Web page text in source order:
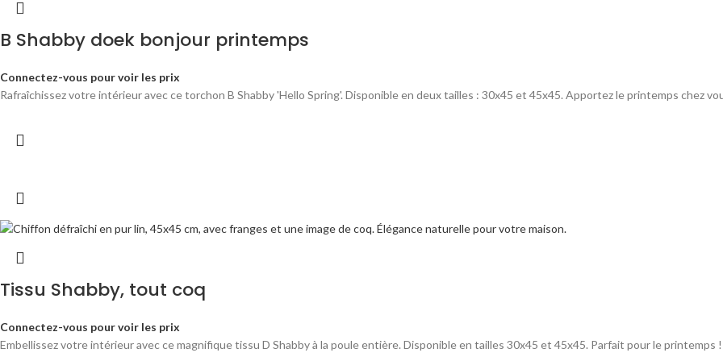
B Shabby doek bonjour printemps
Connectez-vous pour voir les prix
Rafraîchissez votre intérieur avec ce torchon B Shabby 'Hello Spring'. Disponible en deux tailles : 30x45 et 45x45. Apportez le printemps chez
Tissu Shabby, tout coq
Connectez-vous pour voir les prix
Embellissez votre intérieur avec ce magnifique tissu D Shabby à la poule entière. Disponible en tailles 30x45 et 45x45. Parfait pour le printemps !